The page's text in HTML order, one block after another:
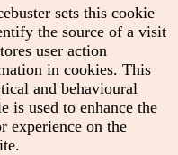
sets this cookie
the source of a visit
user action
in cookies. This
and behavioural
is used to enhance the
experience on the